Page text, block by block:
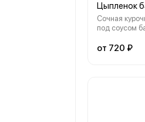
Цыпленок
Сочная
под соусом
от 720 ₽